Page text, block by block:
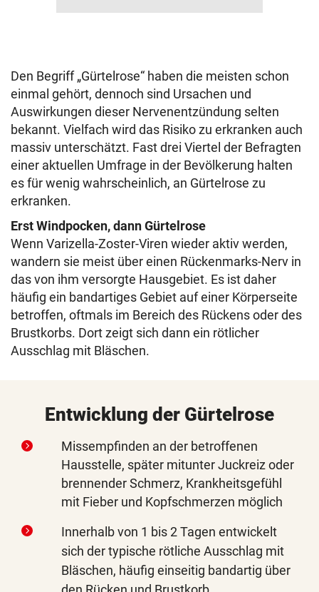
Den Begriff „Gürtelrose“ haben die meisten schon
einmal gehört, dennoch sind Ursachen und
Auswirkungen dieser Nervenentzündung selten
bekannt. Vielfach wird das Risiko zu erkranken auch
massiv unterschätzt. Fast drei Viertel der Befragten
einer aktuellen Umfrage in der Bevölkerung halten
es für wenig wahrscheinlich, an Gürtelrose zu
erkranken.
Erst Windpocken, dann Gürtelrose
Wenn Varizella-Zoster-Viren wieder aktiv werden,
wandern sie meist über einen Rückenmarks-Nerv in
das von ihm versorgte Hausgebiet. Es ist daher
häufig ein bandartiges Gebiet auf einer Körperseite
betroffen, oftmals im Bereich des Rückens oder des
Brustkorbs. Dort zeigt sich dann ein rötlicher
Ausschlag mit Bläschen.
Entwicklung der Gürtelrose
Missempfinden an der betroffenen
Hausstelle, später mitunter Juckreiz oder
brennender Schmerz, Krankheitsgefühl
mit Fieber und Kopfschmerzen möglich
Innerhalb von 1 bis 2 Tagen entwickelt
sich der typische rötliche Ausschlag mit
Bläschen, häufig einseitig bandartig über